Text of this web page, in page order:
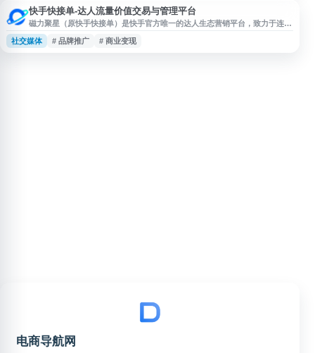
快手快接单-达人流量价值交易与管理平台
磁力聚星（原快手快接单）是快手官方唯一的达人生态营销平台，致力于连接
品牌客户与快手内容创作者。平台提供智能化的商业合作服务，帮助企业通过
达人营销实现品牌曝光与销售转化，同时为快手达人提供内容商业化变现渠
社交媒体 # 品牌推广 # 商业变现
电商导航网